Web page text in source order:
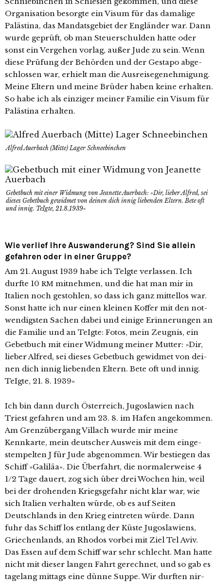
Organisation besorg­te ein Visum für das dama­li­ge
Palästina, das Mandatsgebiet der Engländer war. Dann
wur­de geprüft, ob man Steuerschulden hat­te oder
sonst ein Vergehen vor­lag, außer Jude zu sein. Wenn
die­se Prüfung der Behörden und der Gestapo abge­
schlos­sen war, erhielt man die Ausreisegenehmigung.
Meine Eltern und mei­ne Brüder haben kei­ne erhal­ten.
So habe ich als ein­zi­ger mei­ner Familie ein Visum für
Palästina erhalten.
Alfred Auerbach (Mitte) Lager Schneebinchen
Gebetbuch mit einer Widmung von Jeanette Auerbach: »Dir, lie­ber Alfred, sei
die­ses Gebetbuch gewid­met von dei­nen dich innig lie­ben­den Eltern. Bete oft
und innig. TeIgte, 21.8.1939«
Wie verlief Ihre Auswanderung? Sind Sie allein
gefahren oder in einer Gruppe?
Am 21. August 1939 habe ich Telgte ver­las­sen. Ich
durf­te 10 RM mit­neh­men, und die hat man mir in
Italien noch gestoh­len, so dass ich ganz mit­tel­los war.
Sonst hat­te ich nur einen klei­nen Koffer mit den not­
wen­digs­ten Sachen dabei und eini­ge Erinnerungen an
die Familie und an TeIgte: Fotos, mein Zeugnis, ein
Gebetbuch mit einer Widmung mei­ner Mutter: »Dir,
lie­ber Alfred, sei die­ses Gebetbuch gewid­met von dei­
nen dich innig lie­ben­den Eltern. Bete oft und innig.
TeIgte, 21. 8. 1939«
Ich bin dann durch Österreich, Jugoslawien nach
Triest gefah­ren und am 23. 8. im Hafen ange­kom­men.
Am Grenzübergang Villach wur­de mir mei­ne
Kennkarte, mein deut­scher Ausweis mit dem ein­ge­
stem­pel­ten J für Jude abge­nom­men. Wir bestie­gen das
Schiff »Galiläa«. Die Überfahrt, die nor­ma­ler­wei­se 4
1/2 Tage dau­ert, zog sich über drei Wochen hin, weil
bei der dro­hen­den Kriegsgefahr nicht klar war, wie
sich Italien ver­hal­ten wür­de, ob es auf Seiten
Deutschlands in den Krieg ein­tre­ten wür­de. Dann
fuhr das Schiff los ent­lang der Küste Jugoslawiens,
Griechenlands, an Rhodos vor­bei mit Ziel Tel Aviv.
Das Essen auf dem Schiff war sehr schlecht. Man hat­te
nicht mit die­ser lan­gen Fahrt gerech­net, und so gab es
tage­lang mit­tags eine dün­ne Suppe. Wir durf­ten nir­